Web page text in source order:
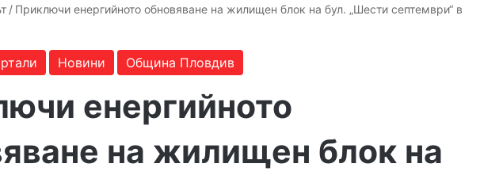
/ Приключи енергийното обновяване на жилищен блок на бул. „Шести септември“ в
Новини Община Пловдив
енергийното
на жилищен блок на